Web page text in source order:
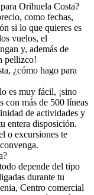
Orihuela Costa?
como fechas,
si lo que quieres es
vuelos, el
y, además de
pellizco!
¿cómo hago para
es muy fácil, ¡sino
con más de 500 líneas
de actividades y
entera disposición.
o excursiones te
depende del tipo
durante tu
Centro comercial